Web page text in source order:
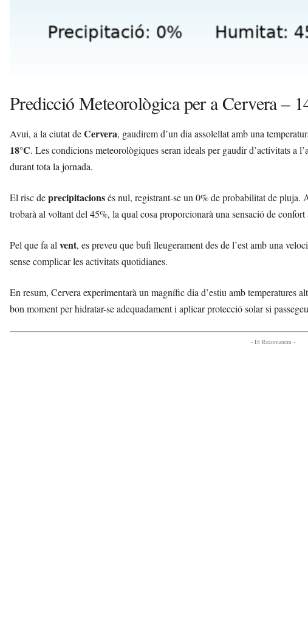
Predicció Meteorològica per a Cervera –
Avui, a la ciutat deCervera, gaudirem d’un dia assolellat amb una
18°C. Les condicions meteorològiques seran ideals per gaudir d’activitats a
durant tota la jornada.
El risc deprecipitacionsés nul, registrant-se un 0% de probabilitat de pluja.
trobarà al voltant del 45%, la qual cosa proporcionarà una sensació de
Pel que fa al vent, es preveu que bufi lleugerament des de l’est amb una
sense complicar les activitats quotidianes.
En resum, Cervera experimentarà un magnífic dia d’estiu amb temperatures
bon moment per hidratar-se adequadament i aplicar protecció solar si
- Et Recomanem -